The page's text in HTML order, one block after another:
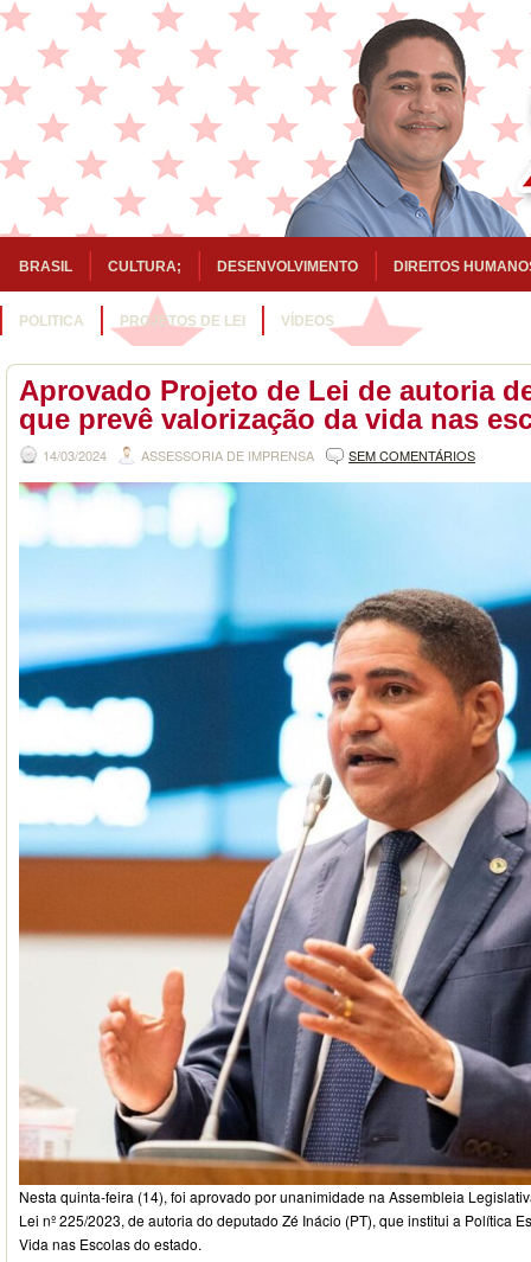
BRASIL CULTURA; DESENVOLVIMENTO DIREITOS
POLITICA PROJETOS DE LEI VÍDEOS
Aprovado Projeto de Lei de autoria
que prevê valorização da vida nas
14/03/2024 ASSESSORIA DE IMPRENSA SEM COMENTÁRIOS
Nesta quinta-feira (14), foi aprovado por unanimidade na Assembleia
Lei nº 225/2023, de autoria do deputado Zé Inácio (PT), que institui a Política
Vida nas Escolas do estado.